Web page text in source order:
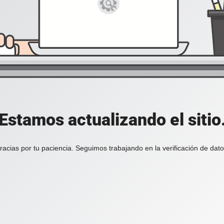
actualizando el
por tu paciencia. Seguimos trabajando en la verificación de